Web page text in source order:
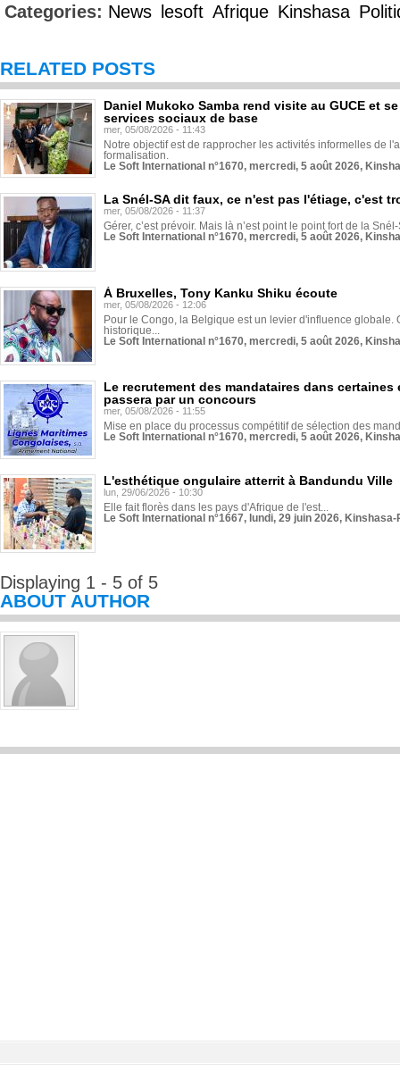
Categories: News lesoft Afrique Kinshasa
RELATED POSTS
Daniel Mukoko Samba rend visite au GUCE et
services sociaux de base
mer, 05/08/2026 - 11:43
Notre objectif est de rapprocher les activités informelles de
formalisation.
Le Soft International n°1670, mercredi, 5 août 2026,
La Snél-SA dit faux, ce n'est pas l'étiage, c'est
mer, 05/08/2026 - 11:37
Gérer, c’est prévoir. Mais là n’est point le point fort de la
Le Soft International n°1670, mercredi, 5 août 2026,
À Bruxelles, Tony Kanku Shiku écoute
mer, 05/08/2026 - 12:06
Pour le Congo, la Belgique est un levier d'influence globale.
historique...
Le Soft International n°1670, mercredi, 5 août 2026,
Le recrutement des mandataires dans
passera par un concours
mer, 05/08/2026 - 11:55
Mise en place du processus compétitif de sélection des
Le Soft International n°1670, mercredi, 5 août 2026,
L'esthétique ongulaire atterrit à Bandundu Ville
lun, 29/06/2026 - 10:30
Elle fait florès dans les pays d'Afrique de l'est...
Le Soft International n°1667, lundi, 29 juin 2026,
Displaying 1 - 5 of 5
ABOUT AUTHOR